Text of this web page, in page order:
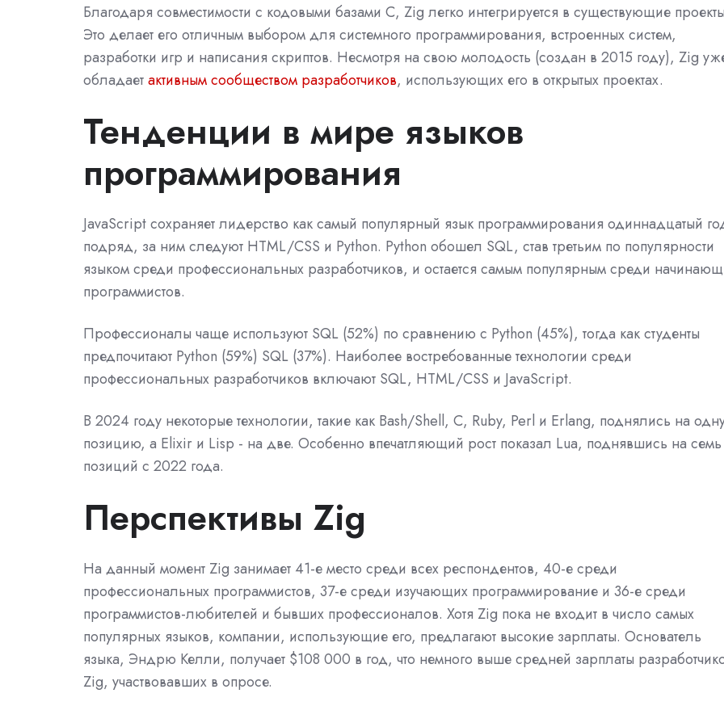
Благодаря совместимости с кодовыми базами C, Zig легко интегрируется в существующие
Это делает его отличным выбором для системного программирования, встроенных систем,
разработки игр и написания скриптов. Несмотря на свою молодость (создан в 2015 году), Zig
обладаетактивным сообществом разработчиков, использующих его в открытых проектах.
Тенденции в мире языков
программирования
JavaScript сохраняет лидерство как самый популярный язык программирования одиннадцатый
подряд, за ним следуют HTML/CSS и Python. Python обошел SQL, став третьим по популярности
языком среди профессиональных разработчиков, и остается самым популярным среди
программистов.
Профессионалы чаще используют SQL (52%) по сравнению с Python (45%), тогда как студенты
предпочитают Python (59%) SQL (37%). Наиболее востребованные технологии среди
профессиональных разработчиков включают SQL, HTML/CSS и JavaScript.
В 2024 году некоторые технологии, такие как Bash/Shell, C, Ruby, Perl и Erlang, поднялись на
позицию, а Elixir и Lisp - на две. Особенно впечатляющий рост показал Lua, поднявшись на семь
позиций с 2022 года.
Перспективы Zig
На данный момент Zig занимает 41-е место среди всех респондентов, 40-е среди
профессиональных программистов, 37-е среди изучающих программирование и 36-е среди
программистов-любителей и бывших профессионалов. Хотя Zig пока не входит в число самых
популярных языков, компании, использующие его, предлагают высокие зарплаты. Основатель
языка, Эндрю Келли, получает $108 000 в год, что немного выше средней зарплаты
Zig, участвовавших в опросе.